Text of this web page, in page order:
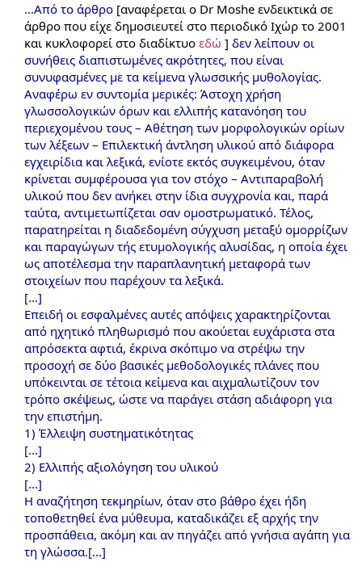
...Από το άρθρο [αναφέρεται ο Dr Moshe ενδεικτικά σε
άρθρο που είχε δημοσιευτεί στο περιοδικό Ιχώρ το 2001
και κυκλοφορεί στο διαδίκτυο εδώ ] δεν λείπουν οι
συνήθεις διαπιστωμένες ακρότητες, που είναι
συνυφασμένες με τα κείμενα γλωσσικής μυθολογίας.
Αναφέρω εν συντομία μερικές: Άστοχη χρήση
γλωσσολογικών όρων και ελλιπής κατανόηση του
περιεχομένου τους – Αθέτηση των μορφολογικών ορίων
των λέξεων – Επιλεκτική άντληση υλικού από διάφορα
εγχειρίδια και λεξικά, ενίοτε εκτός συγκειμένου, όταν
κρίνεται συμφέρουσα για τον στόχο – Αντιπαραβολή
υλικού που δεν ανήκει στην ίδια συγχρονία και, παρά
ταύτα, αντιμετωπίζεται σαν ομοστρωματικό. Τέλος,
παρατηρείται η διαδεδομένη σύγχυση μεταξύ ομορρίζων
και παραγώγων τής ετυμολογικής αλυσίδας, η οποία έχει
ως αποτέλεσμα την παραπλανητική μεταφορά των
στοιχείων που παρέχουν τα λεξικά.
[...]
Επειδή οι εσφαλμένες αυτές απόψεις χαρακτηρίζονται
από ηχητικό πληθωρισμό που ακούεται ευχάριστα στα
απρόσεκτα αφτιά, έκρινα σκόπιμο να στρέψω την
προσοχή σε δύο βασικές μεθοδολογικές πλάνες που
υπόκεινται σε τέτοια κείμενα και αιχμαλωτίζουν τον
τρόπο σκέψεως, ώστε να παράγει στάση αδιάφορη για
την επιστήμη.
1) Έλλειψη συστηματικότητας
[...]
2) Ελλιπής αξιολόγηση του υλικού
[...]
Η αναζήτηση τεκμηρίων, όταν στο βάθρο έχει ήδη
τοποθετηθεί ένα μύθευμα, καταδικάζει εξ αρχής την
προσπάθεια, ακόμη και αν πηγάζει από γνήσια αγάπη για
τη γλώσσα.[...]